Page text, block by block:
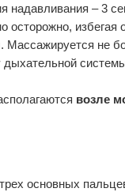
надавливания – 3
избегая
. Массажируется не
возле
основных